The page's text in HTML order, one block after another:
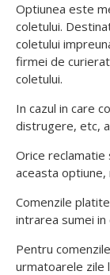
Optiunea este
coletului.
coletului
firmei de
coletului.
In cazul in care
distrugere, etc,
Orice reclamatie
aceasta optiune,
Comenzile
intrarea sumei in
Pentru
urmatoarele zile